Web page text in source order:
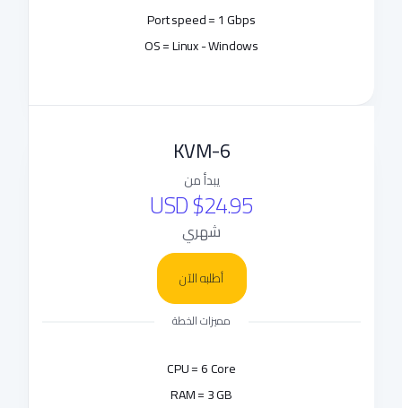
Port speed = 1 Gbps
OS = Linux - Windows
KVM-6
يبدأ من
$24.95 USD
شهري
أطلبه الآن
مميزات الخطة
CPU = 6 Core
RAM = 3 GB